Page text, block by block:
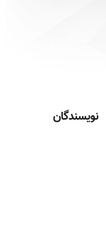
نویسندگان